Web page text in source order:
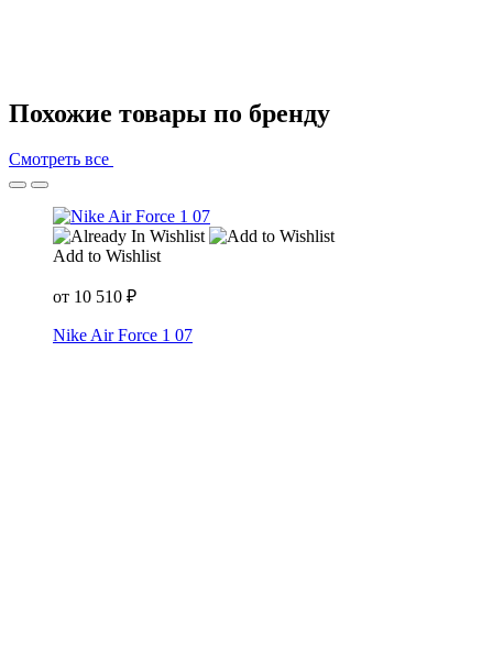
Похожие товары по бренду
Смотреть все
Add to Wishlist
от 10 510 ₽
Nike Air Force 1 07